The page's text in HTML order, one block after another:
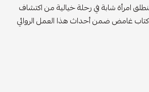
امرأة شابة في رحلة خيالية من اكتشاف
غامض ضمن أحداث هذا العمل الروائي